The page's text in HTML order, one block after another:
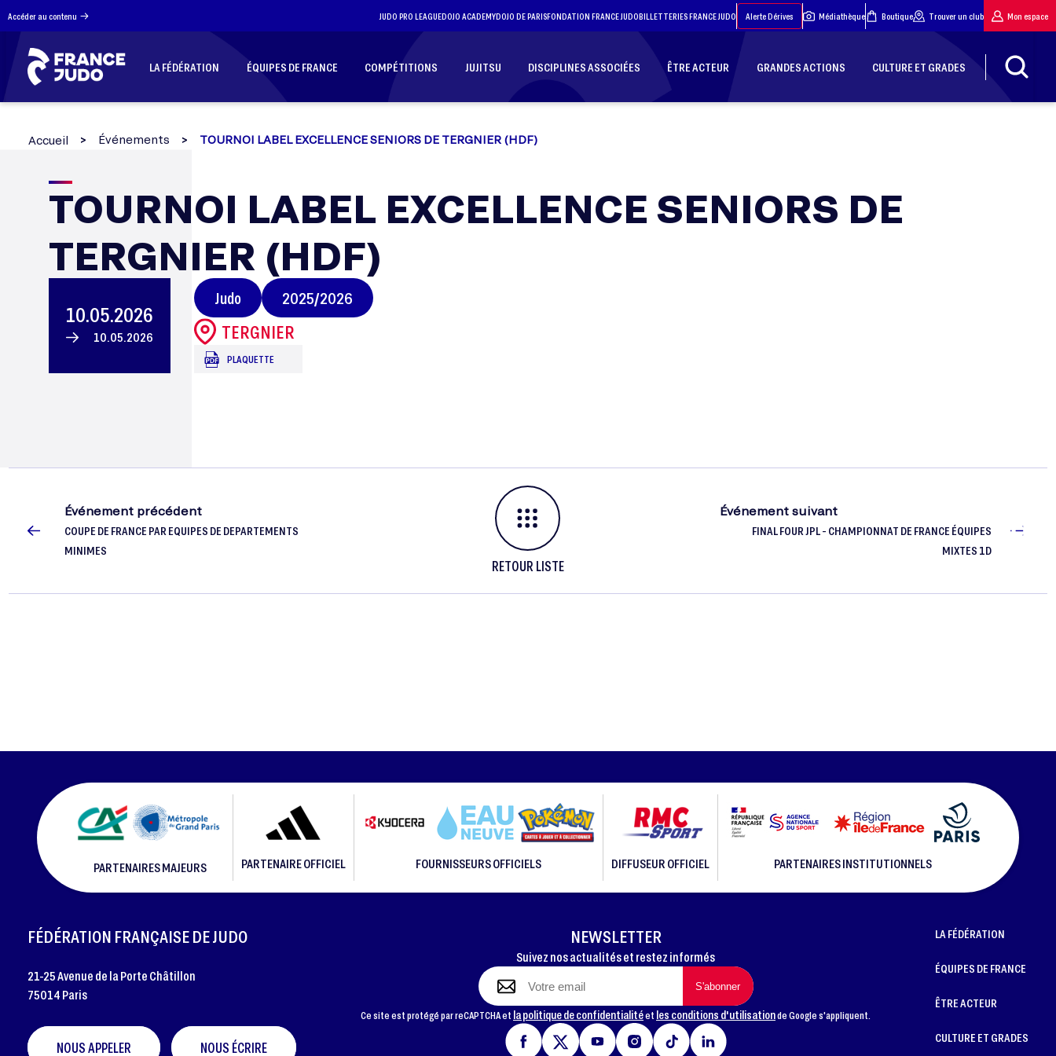
Accéder au contenu JUDO PRO LEAGUEDOJO ACADEMYDOJO DE PARISFONDATION FRANCE JUDOBILLETTERIES FRANCE JUDO Alerte Dérives Médiathèque Boutique Trouver un club Mon espace
LA FÉDÉRATION ÉQUIPES DE FRANCE COMPÉTITIONS JUJITSU DISCIPLINES ASSOCIÉES ÊTRE ACTEUR GRANDES ACTIONS CULTURE ET GRADES
Accueil Événements TOURNOI LABEL EXCELLENCE SENIORS DE TERGNIER (HDF)
TOURNOI
LABEL
EXCELLENCE
SENIORS
TERGNIER
(HDF)
TOURNOI LABEL EXCELLENCE SENIORS DE
TERGNIER (HDF)
10.05.2026
10.05.2026
Judo 2025/2026
TERGNIER
PLAQUETTE
Événement précédent
COUPE DE FRANCE PAR EQUIPES DE DEPARTEMENTS
MINIMES
RETOUR LISTE
Événement suivant
FINAL FOUR JPL - CHAMPIONNAT DE FRANCE ÉQUIPES
MIXTES 1D
PARTENAIRES MAJEURS PARTENAIRE OFFICIEL FOURNISSEURS OFFICIELS DIFFUSEUR OFFICIEL PARTENAIRES INSTITUTIONNELS
FOOTER
FÉDÉRATION FRANÇAISE DE JUDO
21-25 Avenue de la Porte Châtillon
75014 Paris
NOUS APPELER NOUS ÉCRIRE
NEWSLETTER
Suivez nos actualités et restez informés
Ce site est protégé par reCAPTCHA et la politique de confidentialitéet les conditions d'utilisationde Google s'appliquent.
LA FÉDÉRATION
ÉQUIPES DE FRANCE
ÊTRE ACTEUR
CULTURE ET GRADES
Panneau de gestion des cookies